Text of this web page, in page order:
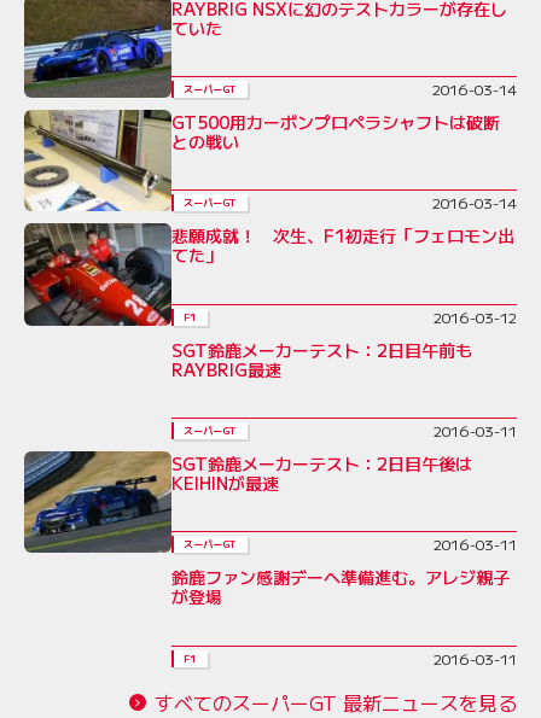
RAYBRIG NSXに幻のテストカラーが存在し
ていた
スーパーGT 2016-03-14
GT500用カーボンプロペラシャフトは破断
との戦い
スーパーGT 2016-03-14
悲願成就！ 次生、F1初走行「フェロモン出
てた」
F1 2016-03-12
SGT鈴鹿メーカーテスト：2日目午前も
RAYBRIG最速
スーパーGT 2016-03-11
SGT鈴鹿メーカーテスト：2日目午後は
KEIHINが最速
スーパーGT 2016-03-11
鈴鹿ファン感謝デーへ準備進む。アレジ親子
が登場
F1 2016-03-11
すべてのスーパーGT 最新ニュースを見る